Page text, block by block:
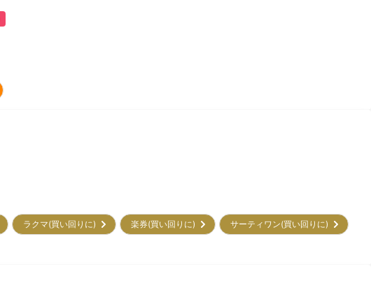
ラクマ(買い回りに) 楽券(買い回りに)
サーティワン(買い回りに)